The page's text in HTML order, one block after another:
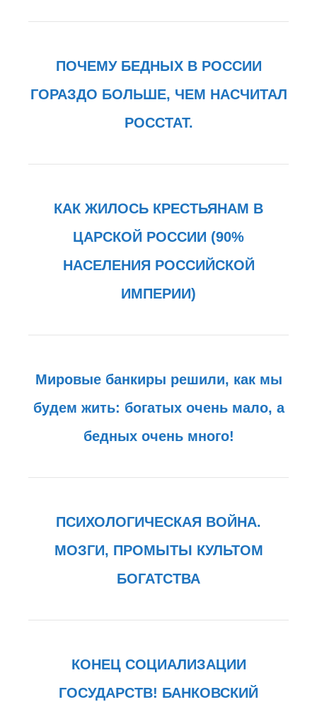
ПОЧЕМУ БЕДНЫХ В РОССИИ
ГОРАЗДО БОЛЬШЕ, ЧЕМ НАСЧИТАЛ
РОССТАТ.
КАК ЖИЛОСЬ КРЕСТЬЯНАМ В
ЦАРСКОЙ РОССИИ (90%
НАСЕЛЕНИЯ РОССИЙСКОЙ
ИМПЕРИИ)
Мировые банкиры решили, как мы
будем жить: богатых очень мало, а
бедных очень много!
ПСИХОЛОГИЧЕСКАЯ ВОЙНА.
МОЗГИ, ПРОМЫТЫ КУЛЬТОМ
БОГАТСТВА
КОНЕЦ СОЦИАЛИЗАЦИИ
ГОСУДАРСТВ! БАНКОВСКИЙ